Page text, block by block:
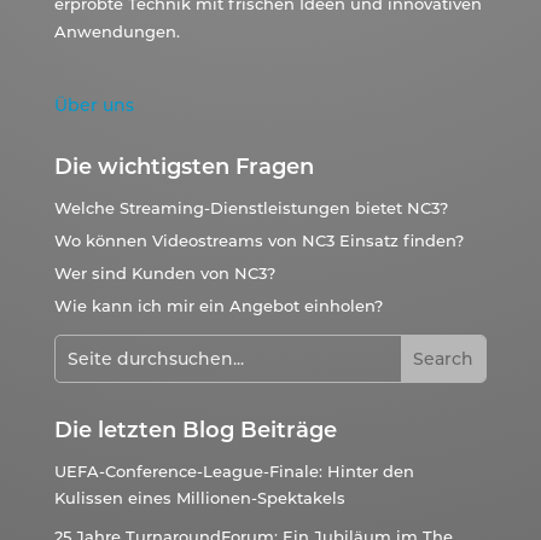
Anwendungen.
Über uns
Die wichtigsten Fragen
Welche Streaming-Dienstleistungen bietet NC3?
Wo können Videostreams von NC3 Einsatz finden?
Wer sind Kunden von NC3?
Wie kann ich mir ein Angebot einholen?
Die letzten Blog Beiträge
UEFA-Conference-League-Finale: Hinter den
Kulissen eines Millionen-Spektakels